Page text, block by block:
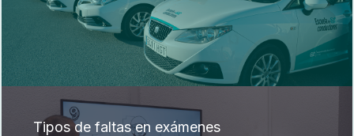
Tipos de faltas en exámenes